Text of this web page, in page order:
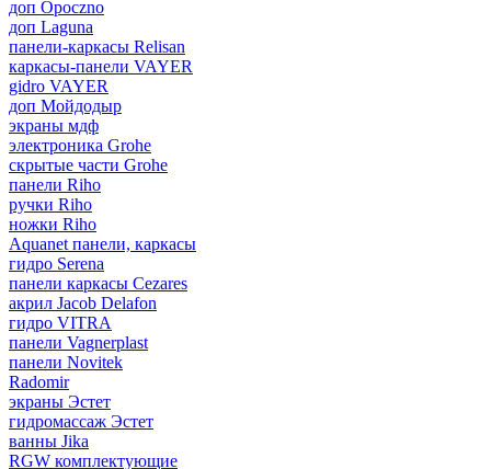
доп Opoczno
доп Laguna
панели-каркасы Relisan
каркасы-панели VAYER
gidro VAYER
доп Мойдодыр
экраны мдф
электроника Grohe
скрытые части Grohe
панели Riho
ручки Riho
ножки Riho
Aquanet панели, каркасы
гидро Serena
панели каркасы Cezares
акрил Jacob Delafon
гидро VITRA
панели Vagnerplast
панели Novitek
Radomir
экраны Эстет
гидромассаж Эстет
ванны Jika
RGW комплектующие